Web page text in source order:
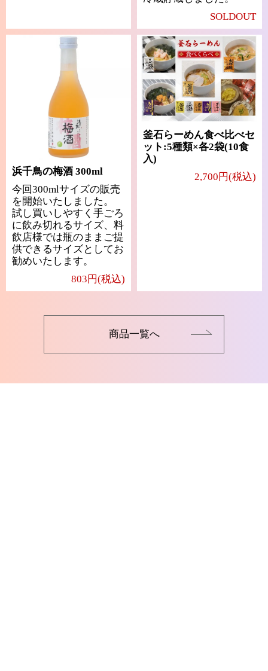
SOLDOUT
浜千鳥の梅酒 300ml
今回300mlサイズの販売
を開始いたしました。
試し買いしやすく手ごろ
に飲み切れるサイズ、料
飲店様では瓶のままご提
供できるサイズとしてお
勧めいたします。
803円(税込)
釜石らーめん食べ比べセ
ット:5種類×各2袋(10食
入)
2,700円(税込)
商品一覧へ